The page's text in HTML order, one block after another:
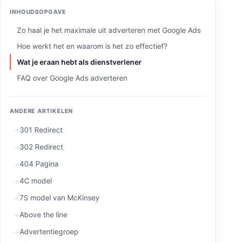
INHOUDSOPGAVE
Zo haal je het maximale uit adverteren met Google Ads
Hoe werkt het en waarom is het zo effectief?
Wat je eraan hebt als dienstverlener
FAQ over Google Ads adverteren
ANDERE ARTIKELEN
301 Redirect
302 Redirect
404 Pagina
4C model
7S model van McKinsey
Above the line
Advertentiegroep